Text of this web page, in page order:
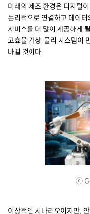
회사소개
투자정보
지속가능경영
이벤트/웨비나
지원
고객 지원
파트너 지원
미래의 제조 환경은 디지털
논리적으로 연결하고 데이
서비스를 더 많이 제공하게
고효율 가상-물리 시스템이
바뀔 것이다.
ⓒ
이상적인 시나리오이지만,